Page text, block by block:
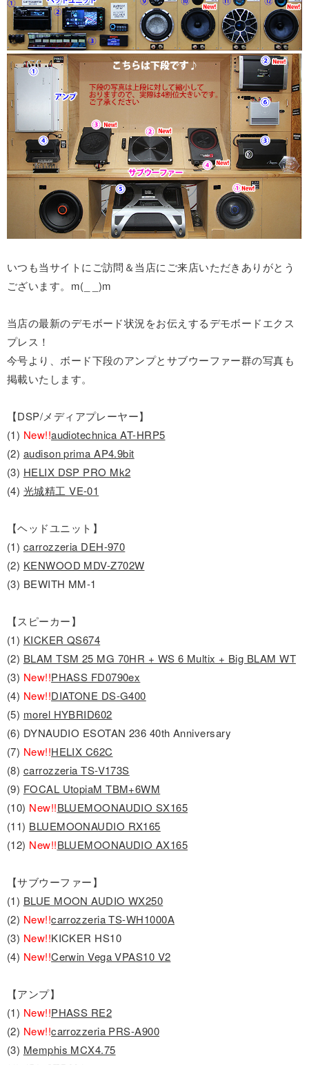
いつも当サイトにご訪問＆当店にご来店いただきありがとう
ございます。m(_ _)m
当店の最新のデモボード状況をお伝えするデモボードエクス
プレス！
今号より、ボード下段のアンプとサブウーファー群の写真も
掲載いたします。
【DSP/メディアプレーヤー】
(1) New!!audiotechnica AT-HRP5
(2) audison prima AP4.9bit
(3) HELIX DSP PRO Mk2
(4) 光城精工 VE-01
【ヘッドユニット】
(1) carrozzeria DEH-970
(2) KENWOOD MDV-Z702W
(3) BEWITH MM-1
【スピーカー】
(1) KICKER QS674
(2) BLAM TSM 25 MG 70HR + WS 6 Multix + Big BLAM WT
(3) New!!PHASS FD0790ex
(4) New!!DIATONE DS-G400
(5) morel HYBRID602
(6) DYNAUDIO ESOTAN 236 40th Anniversary
(7) New!!HELIX C62C
(8) carrozzeria TS-V173S
(9) FOCAL UtopiaM TBM+6WM
(10) New!!BLUEMOONAUDIO SX165
(11) BLUEMOONAUDIO RX165
(12) New!!BLUEMOONAUDIO AX165
【サブウーファー】
(1) BLUE MOON AUDIO WX250
(2) New!!carrozzeria TS-WH1000A
(3) New!!KICKER HS10
(4) New!!Cerwin Vega VPAS10 V2
【アンプ】
(1) New!!PHASS RE2
(2) New!!carrozzeria PRS-A900
(3) Memphis MCX4.75